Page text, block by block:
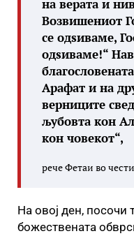
на верата и
Возвишениот
се одѕиваме,
одѕиваме!“
Арафат и на
верниците
љубовта кон
кон човекот“,
рече Фетаи во
На овој ден, посочи
божествената